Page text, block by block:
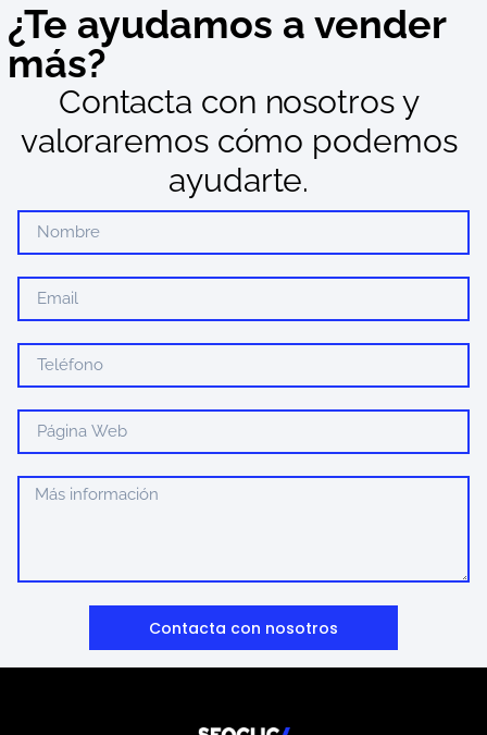
¿Te ayudamos a vender
más?
Contacta con nosotros y
valoraremos cómo podemos
ayudarte.
Contacta con nosotros